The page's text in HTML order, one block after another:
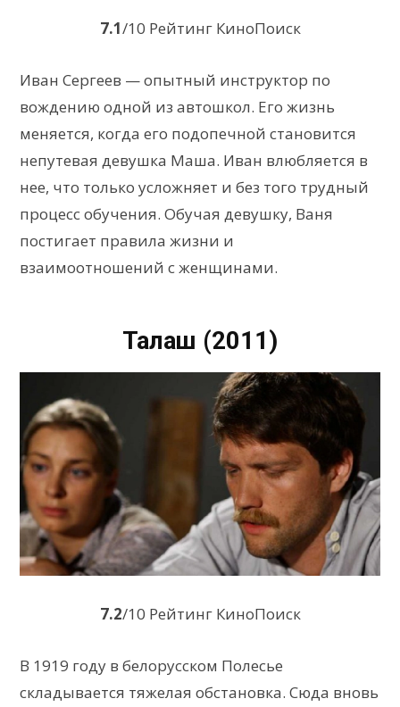
7.1/10 Рейтинг КиноПоиск
Иван Сергеев — опытный инструктор по
вождению одной из автошкол. Его жизнь
меняется, когда его подопечной становится
непутевая девушка Маша. Иван влюбляется в
нее, что только усложняет и без того трудный
процесс обучения. Обучая девушку, Ваня
постигает правила жизни и
взаимоотношений с женщинами.
Талаш (2011)
7.2/10 Рейтинг КиноПоиск
В 1919 году в белорусском Полесье
складывается тяжелая обстановка. Сюда вновь